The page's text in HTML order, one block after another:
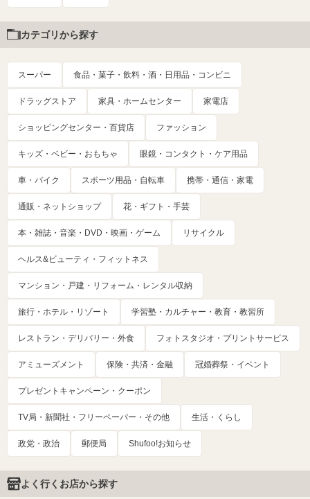
カテゴリから探す
スーパー 食品・菓子・飲料・酒・日用品・コンビニ
ドラッグストア 家具・ホームセンター 家電店
ショッピングセンター・百貨店 ファッション
キッズ・ベビー・おもちゃ 眼鏡・コンタクト・ケア用品
車・バイク スポーツ用品・自転車 携帯・通信・家電
通販・ネットショップ 花・ギフト・手芸
本・雑誌・音楽・DVD・映画・ゲーム リサイクル
ヘルス&ビューティ・フィットネス
マンション・戸建・リフォーム・レンタル収納
旅行・ホテル・リゾート 学習塾・カルチャー・教育・教習所
レストラン・デリバリー・外食 フォトスタジオ・プリントサービス
アミューズメント 保険・共済・金融 冠婚葬祭・イベント
プレゼントキャンペーン・クーポン
TV局・新聞社・フリーペーパー・その他 生活・くらし
政党・政治 郵便局 Shufoo!お知らせ
よく行くお店から探す